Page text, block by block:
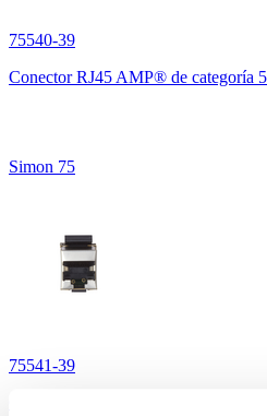
75540-39
Conector RJ45 AMP® de categoría
Simon 75
75541-39
Conector informático RJ45 AMP®